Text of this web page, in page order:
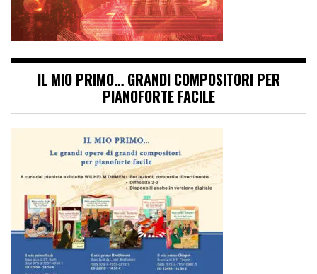
IL MIO PRIMO… GRANDI COMPOSITORI PER
PIANOFORTE FACILE